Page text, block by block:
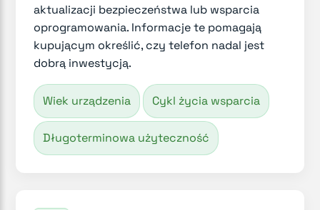
aktualizacji bezpieczeństwa lub wsparcia
oprogramowania. Informacje te pomagają
kupującym określić, czy telefon nadal jest
dobrą inwestycją.
Wiek urządzenia Cykl życia wsparcia
Długoterminowa użyteczność